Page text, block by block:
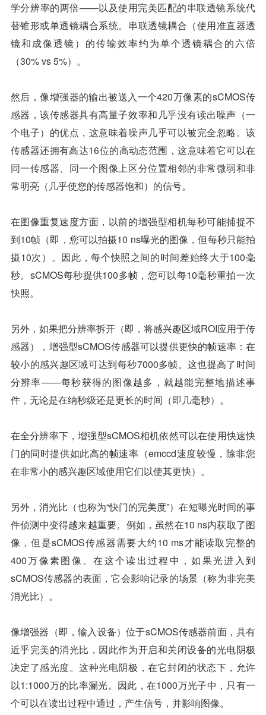
学分辨率的两倍——以及使用完美匹配的串联透镜系统代
替锥形或单透镜耦合系统。串联透镜耦合（使用准直器透
镜和成像透镜）的传输效率约为单个透镜耦合的六倍
（30% vs 5%）。
然后，像增强器的输出被送入一个420万像素的sCMOS传
感器，该传感器具有高量子效率和几乎没有读出噪声（一
个电子）的优点，这意味着噪声几乎可以被完全忽略。该
传感器还拥有高达16位的高动态范围，这意味着它可以在
同一传感器、同一个图像上区分位置相邻的非常微弱和非
常明亮（几乎使您的传感器饱和）的信号。
在图像重复速度方面，以前的增强型相机每秒可能捕捉不
到10帧（即，您可以拍摄10 ns曝光的图像，但每秒只能拍
摄10次）。因此，每个快照之间的时间差始终大于100毫
秒。sCMOS每秒提供100多帧，您可以每10毫秒重拍一次
快照。
另外，如果把分辨率拆开（即，将感兴趣区域ROI应用于传
感器），增强型sCMOS传感器可以提供更快的帧速率：在
较小的感兴趣区域可达到每秒7000多帧。这也提高了时间
分辨率——每秒获得的图像越多，就越能完整地描述事
件，无论是在纳秒级还是更长的时间（即几毫秒）。
在全分辨率下，增强型sCMOS相机依然可以在使用快速快
门的同时提供如此高的帧速率（emccd速度较慢，除非您
在非常小的感兴趣区域使用它们以使其更快）。
另外，消光比（也称为“快门的完美度”）在短曝光时间的事
件侦测中变得越来越重要。例如，虽然在10 ns内获取了图
像，但是sCMOS传感器需要大约10 ms才能读取完整的
400万像素图像。在这个读出过程中，如果光进入到
sCMOS传感器的表面，它会影响记录的场景（称为非完美
消光比）。
像增强器（即，输入设备）位于sCMOS传感器前面，具有
近乎完美的消光比，因此作为开启和关闭设备的光电阴极
决定了感光度。这种光电阴极，在它封闭的状态下，允许
以1:1000万的比率漏光。因此，在1000万光子中，只有一
个可以在读出过程中通过，产生信号，并影响图像。